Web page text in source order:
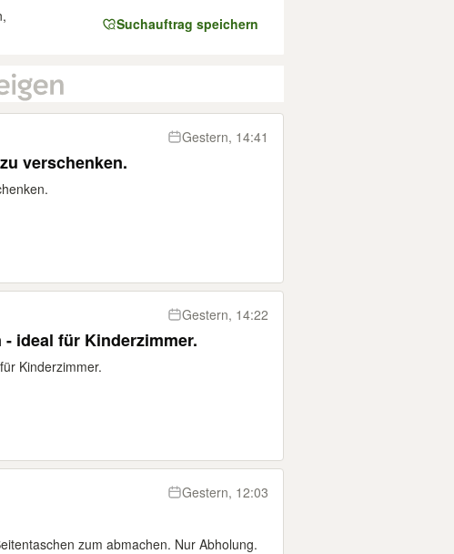
Suchauftrag speichern
Gestern, 14:41
verschenken.
Gestern, 14:22
ideal für Kinderzimmer.
Kinderzimmer.
Gestern, 12:03
zum abmachen. Nur Abholung.